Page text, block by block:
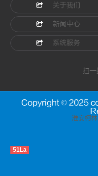
关于我们
新闻中心
系统服务
扫一
Copyright © 2025
淮安柯
51La